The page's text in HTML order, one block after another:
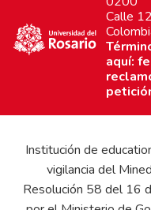
Calle
aquí:
Institución de
vigilancia del
Resolución 58 del 16